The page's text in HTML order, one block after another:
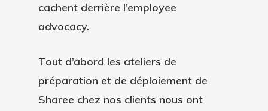
cachent derrière l’employee
advocacy.
Tout d’abord les ateliers de
préparation et de déploiement de
Sharee chez nos clients nous ont